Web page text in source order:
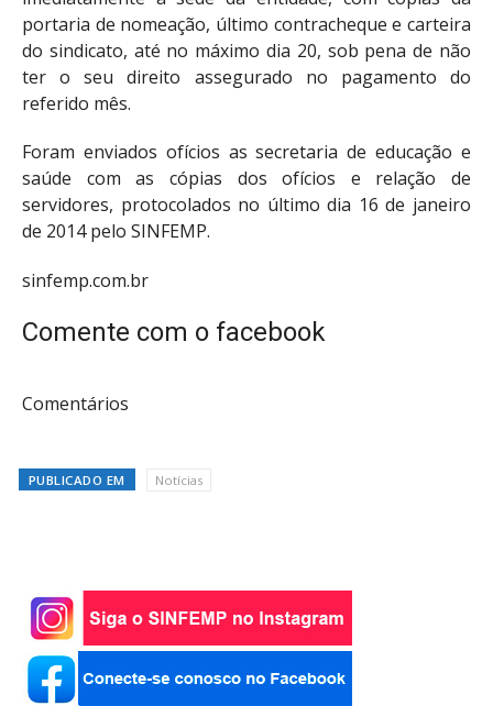
portaria de nomeação, último contracheque e carteira
do sindicato, até no máximo dia 20, sob pena de não
ter o seu direito assegurado no pagamento do
referido mês.
Foram enviados ofícios as secretaria de educação e
saúde com as cópias dos ofícios e relação de
servidores, protocolados no último dia 16 de janeiro
de 2014 pelo SINFEMP.
sinfemp.com.br
Comente com o facebook
Comentários
PUBLICADO EM Notícias